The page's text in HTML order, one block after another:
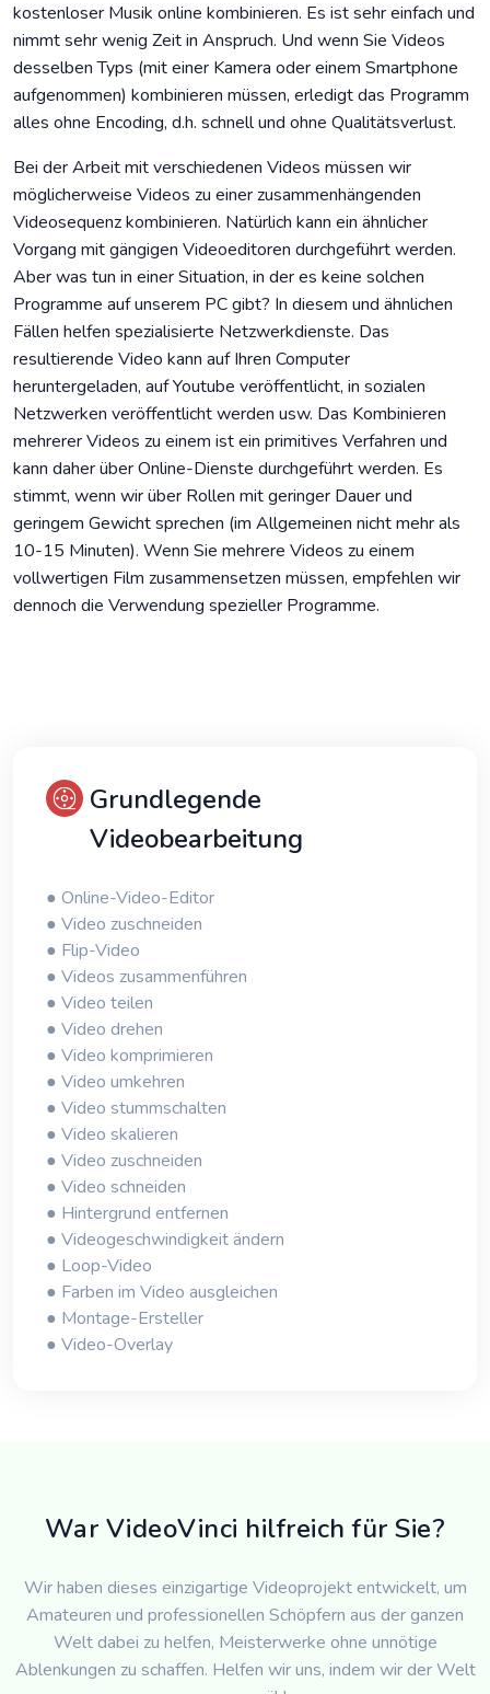
kostenloser Musik online kombinieren. Es ist sehr einfach und
nimmt sehr wenig Zeit in Anspruch. Und wenn Sie Videos
desselben Typs (mit einer Kamera oder einem Smartphone
aufgenommen) kombinieren müssen, erledigt das Programm
alles ohne Encoding, d.h. schnell und ohne Qualitätsverlust.
Bei der Arbeit mit verschiedenen Videos müssen wir
möglicherweise Videos zu einer zusammenhängenden
Videosequenz kombinieren. Natürlich kann ein ähnlicher
Vorgang mit gängigen Videoeditoren durchgeführt werden.
Aber was tun in einer Situation, in der es keine solchen
Programme auf unserem PC gibt? In diesem und ähnlichen
Fällen helfen spezialisierte Netzwerkdienste. Das
resultierende Video kann auf Ihren Computer
heruntergeladen, auf Youtube veröffentlicht, in sozialen
Netzwerken veröffentlicht werden usw. Das Kombinieren
mehrerer Videos zu einem ist ein primitives Verfahren und
kann daher über Online-Dienste durchgeführt werden. Es
stimmt, wenn wir über Rollen mit geringer Dauer und
geringem Gewicht sprechen (im Allgemeinen nicht mehr als
10-15 Minuten). Wenn Sie mehrere Videos zu einem
vollwertigen Film zusammensetzen müssen, empfehlen wir
dennoch die Verwendung spezieller Programme.
Grundlegende
Videobearbeitung
● Online-Video-Editor
● Video zuschneiden
● Flip-Video
● Videos zusammenführen
● Video teilen
● Video drehen
● Video komprimieren
● Video umkehren
● Video stummschalten
● Video skalieren
● Video zuschneiden
● Video schneiden
● Hintergrund entfernen
● Videogeschwindigkeit ändern
● Loop-Video
● Farben im Video ausgleichen
● Montage-Ersteller
● Video-Overlay
War VideoVinci hilfreich für Sie?
Wir haben dieses einzigartige Videoprojekt entwickelt, um
Amateuren und professionellen Schöpfern aus der ganzen
Welt dabei zu helfen, Meisterwerke ohne unnötige
Ablenkungen zu schaffen. Helfen wir uns, indem wir der Welt